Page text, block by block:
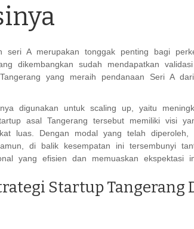
seri A merupakan tonggak penting bagi
dikembangkan sudah mendapatkan
yang meraih pendanaan Seri A
digunakan untuk scaling up, yaitu
asal Tangerang tersebut memiliki visi
luas. Dengan modal yang telah
di balik kesempatan ini tersembunyi
yang efisien dan memuaskan ekspektasi
Startup Tangerang